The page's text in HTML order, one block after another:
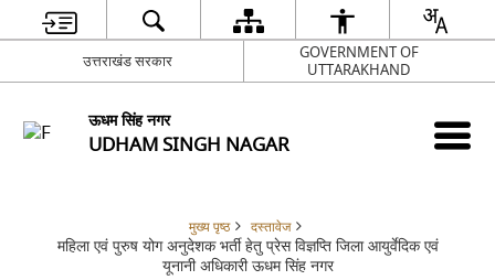
उत्तराखंड सरकार
GOVERNMENT OF
UTTARAKHAND
ऊधम सिंह नगर
UDHAM SINGH NAGAR
मुख्य पृष्ठ दस्तावेज
महिला एवं पुरुष योग अनुदेशक भर्ती हेतु प्रेस विज्ञप्ति जिला आयुर्वेदिक एवं
यूनानी अधिकारी ऊधम सिंह नगर